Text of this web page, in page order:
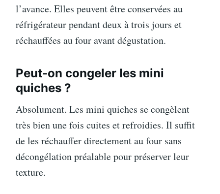
l’avance. Elles peuvent être conservées au
réfrigérateur pendant deux à trois jours et
réchauffées au four avant dégustation.
Peut-on congeler les mini
quiches ?
Absolument. Les mini quiches se congèlent
très bien une fois cuites et refroidies. Il suffit
de les réchauffer directement au four sans
décongélation préalable pour préserver leur
texture.